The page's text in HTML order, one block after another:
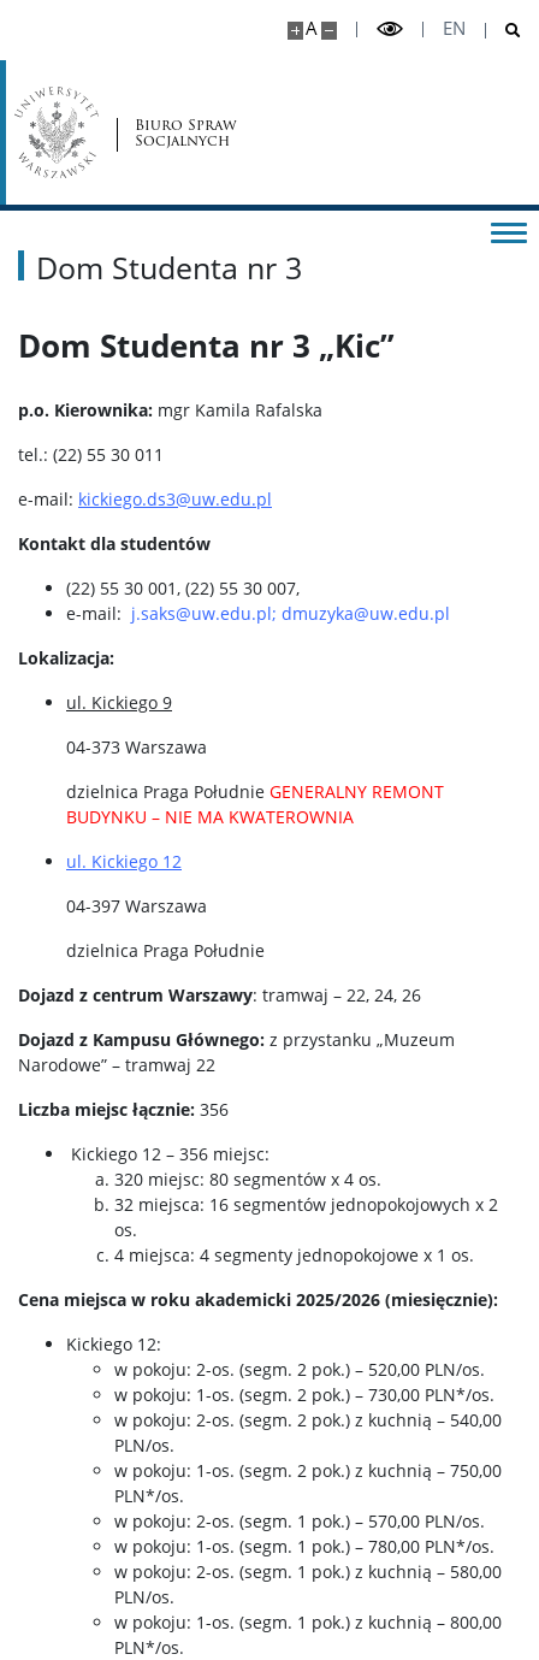
A EN
Biuro Spraw
Socjalnych
Dom Studenta nr 3
Dom Studenta nr 3 „Kic”
p.o. Kierownika: mgr Kamila Rafalska
tel.: (22) 55 30 011
e-mail: kickiego.ds3@uw.edu.pl
Kontakt dla studentów
(22) 55 30 001, (22) 55 30 007,
e-mail: j.saks@uw.edu.pl; dmuzyka@uw.edu.pl
Lokalizacja:
ul. Kickiego 9
04-373 Warszawa
dzielnica Praga Południe GENERALNY REMONT
BUDYNKU – NIE MA KWATEROWNIA
ul. Kickiego 12
04-397 Warszawa
dzielnica Praga Południe
Dojazd z centrum Warszawy: tramwaj – 22, 24, 26
Dojazd z Kampusu Głównego: z przystanku „Muzeum
Narodowe” – tramwaj 22
Liczba miejsc łącznie: 356
Kickiego 12 – 356 miejsc:
320 miejsc: 80 segmentów x 4 os.
32 miejsca: 16 segmentów jednopokojowych x 2
os.
4 miejsca: 4 segmenty jednopokojowe x 1 os.
Cena miejsca w roku akademicki 2025/2026 (miesięcznie):
Kickiego 12:
w pokoju: 2-os. (segm. 2 pok.) – 520,00 PLN/os.
w pokoju: 1-os. (segm. 2 pok.) – 730,00 PLN*/os.
w pokoju: 2-os. (segm. 2 pok.) z kuchnią – 540,00
PLN/os.
w pokoju: 1-os. (segm. 2 pok.) z kuchnią – 750,00
PLN*/os.
w pokoju: 2-os. (segm. 1 pok.) – 570,00 PLN/os.
w pokoju: 1-os. (segm. 1 pok.) – 780,00 PLN*/os.
w pokoju: 2-os. (segm. 1 pok.) z kuchnią – 580,00
PLN/os.
w pokoju: 1-os. (segm. 1 pok.) z kuchnią – 800,00
PLN*/os.